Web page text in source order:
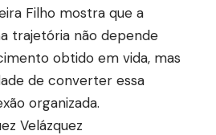
Filho mostra que a
trajetória não depende
obtido em vida, mas
de converter essa
organizada.
Velázquez